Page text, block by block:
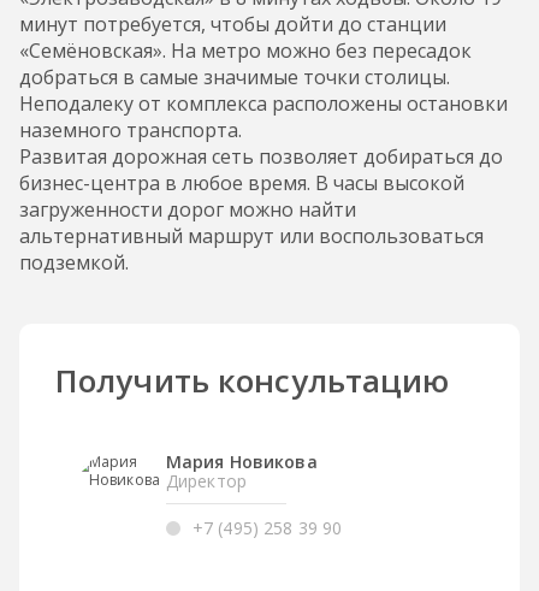
минут потребуется, чтобы дойти до станции
«Семёновская». На метро можно без пересадок
добраться в самые значимые точки столицы.
Неподалеку от комплекса расположены остановки
наземного транспорта.
Развитая дорожная сеть позволяет добираться до
бизнес-центра в любое время. В часы высокой
загруженности дорог можно найти
альтернативный маршрут или воспользоваться
подземкой.
Получить консультацию
Мария Новикова
Директор
+7 (495) 258 39 90